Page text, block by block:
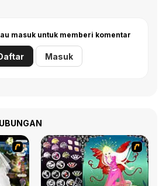
masuk untuk memberi komentar
Masuk